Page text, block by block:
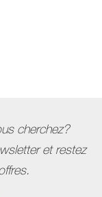
cherchez?
et restez